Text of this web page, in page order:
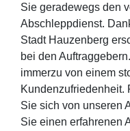
Sie geradewegs den
Abschleppdienst.
Stadt Hauzenberg
bei den
immerzu von einem
Kundenzufriedenheit.
Sie sich von unseren
Sie einen erfahrenen